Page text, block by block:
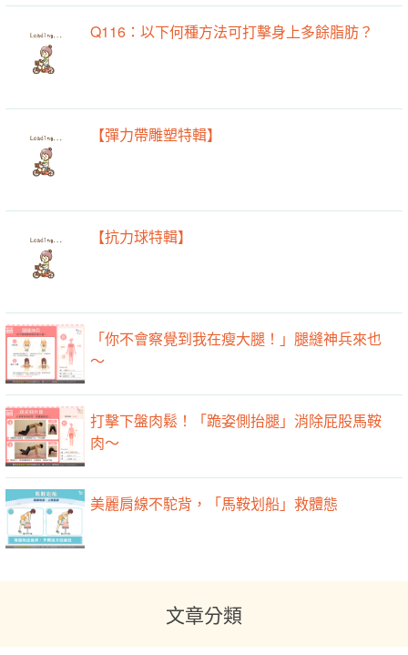
Q116：以下何種方法可打擊身上多餘脂肪？
【彈力帶雕塑特輯】
【抗力球特輯】
「你不會察覺到我在瘦大腿！」腿縫神兵來也
～
打擊下盤肉鬆！「跪姿側抬腿」消除屁股馬鞍
肉～
美麗肩線不駝背，「馬鞍划船」救體態
文章分類